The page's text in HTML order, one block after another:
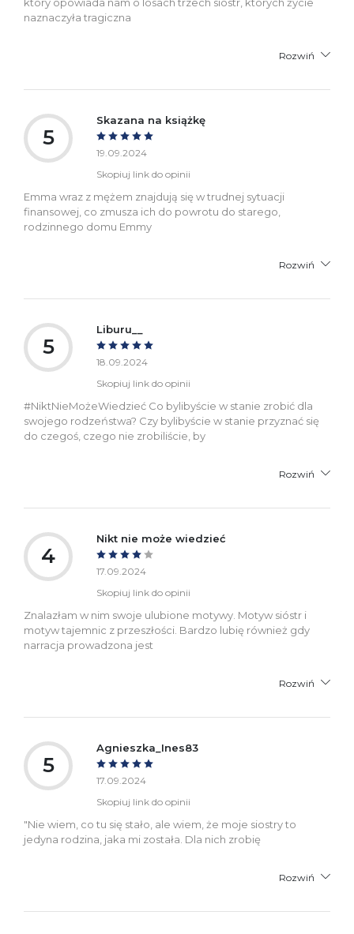
naznaczyła tragiczna
Rozwiń
5
Skazana na książkę
19.09.2024
Skopiuj link do opinii
Emma wraz z mężem znajdują się w trudnej sytuacji
finansowej, co zmusza ich do powrotu do starego,
rodzinnego domu Emmy
Rozwiń
5
Liburu__
18.09.2024
Skopiuj link do opinii
#NiktNieMożeWiedzieć Co bylibyście w stanie zrobić dla
swojego rodzeństwa? Czy bylibyście w stanie przyznać się
do czegoś, czego nie zrobiliście, by
Rozwiń
4
Nikt nie może wiedzieć
17.09.2024
Skopiuj link do opinii
Znalazłam w nim swoje ulubione motywy. Motyw sióstr i
motyw tajemnic z przeszłości. Bardzo lubię również gdy
narracja prowadzona jest
Rozwiń
5
Agnieszka_Ines83
17.09.2024
Skopiuj link do opinii
"Nie wiem, co tu się stało, ale wiem, że moje siostry to
jedyna rodzina, jaka mi została. Dla nich zrobię
Rozwiń